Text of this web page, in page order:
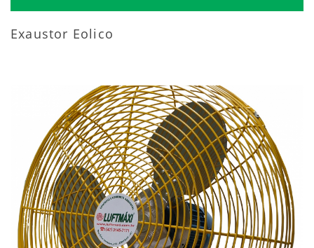
Exaustor Eolico